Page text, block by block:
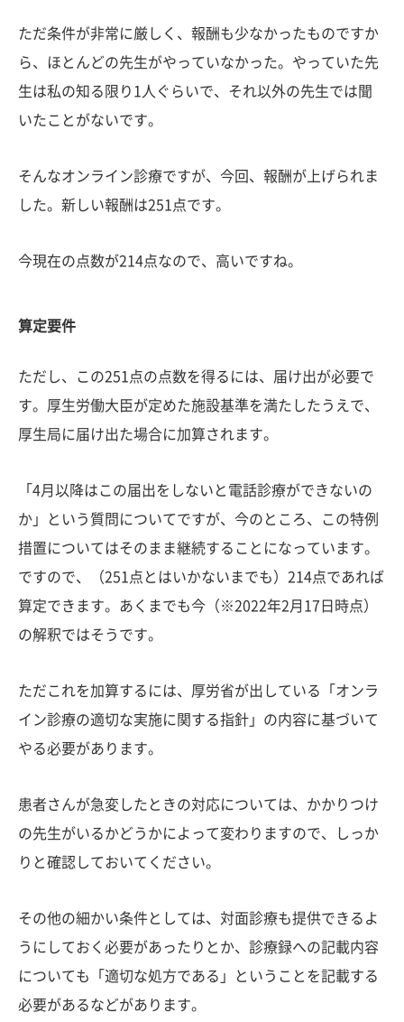
ただ条件が非常に厳しく、報酬も少なかったものですか
ら、ほとんどの先生がやっていなかった。やっていた先
生は私の知る限り1人ぐらいで、それ以外の先生では聞
いたことがないです。
そんなオンライン診療ですが、今回、報酬が上げられま
した。新しい報酬は251点です。
今現在の点数が214点なので、高いですね。
算定要件
ただし、この251点の点数を得るには、届け出が必要で
す。厚生労働大臣が定めた施設基準を満たしたうえで、
厚生局に届け出た場合に加算されます。
「4月以降はこの届出をしないと電話診療ができないの
か」という質問についてですが、今のところ、この特例
措置についてはそのまま継続することになっています。
ですので、（251点とはいかないまでも）214点であれば
算定できます。あくまでも今（※2022年2月17日時点）
の解釈ではそうです。
ただこれを加算するには、厚労省が出している「オンラ
イン診療の適切な実施に関する指針」の内容に基づいて
やる必要があります。
患者さんが急変したときの対応については、かかりつけ
の先生がいるかどうかによって変わりますので、しっか
りと確認しておいてください。
その他の細かい条件としては、対面診療も提供できるよ
うにしておく必要があったりとか、診療録への記載内容
についても「適切な処方である」ということを記載する
必要があるなどがあります。